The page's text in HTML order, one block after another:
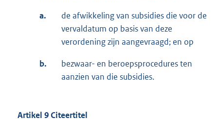
a.
de afwikkeling van subsidies die voor de
vervaldatum op basis van deze
verordening zijn aangevraagd; en op
b.
bezwaar- en beroepsprocedures ten
aanzien van die subsidies.
Artikel 9 Citeertitel